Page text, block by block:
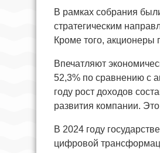
В рамках собрания
стратегическим
Кроме того, акционеры
Впечатляют
52,3% по сравнению с
году рост доходов
развития компании.
В 2024 году
цифровой